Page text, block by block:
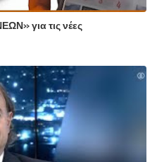
για τις νέες